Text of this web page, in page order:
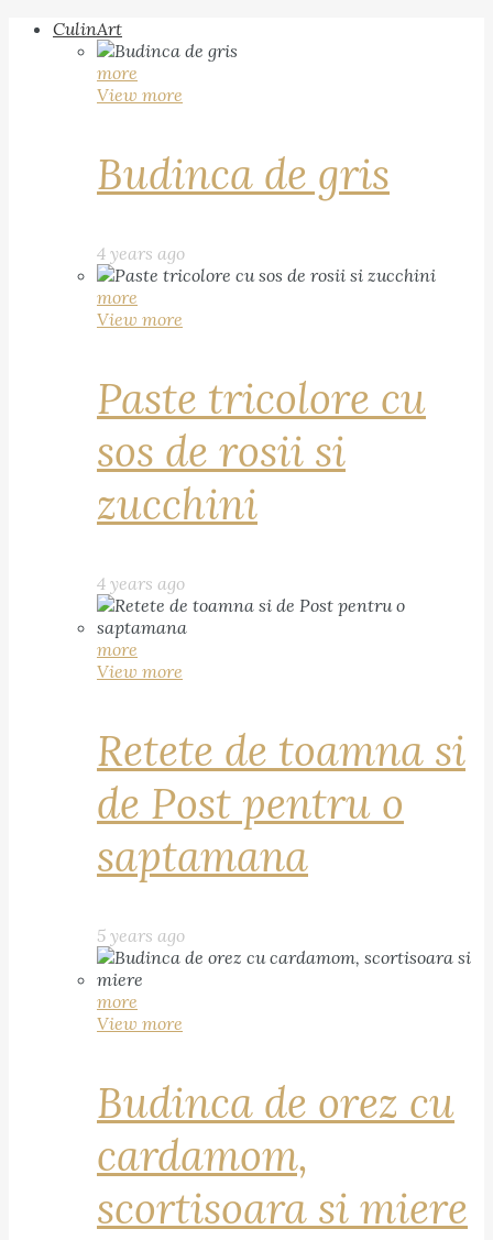
CulinArt
more
View more
Budinca de gris
4 years ago
more
View more
Paste tricolore cu
sos de rosii si
zucchini
4 years ago
more
View more
Retete de toamna si
de Post pentru o
saptamana
5 years ago
more
View more
Budinca de orez cu
cardamom,
scortisoara si miere